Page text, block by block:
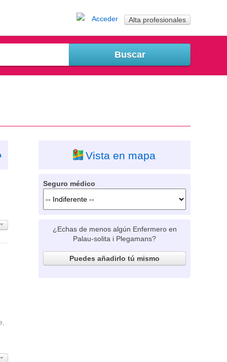
Acceder Alta profesionales
Vista en mapa
Seguro médico
¿Echas de menos algún Enfermero en
Palau-solita i Plegamans?
Puedes añadirlo tú mismo